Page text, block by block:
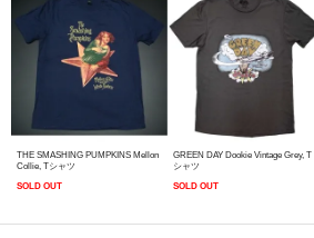
THE SMASHING PUMPKINS Mellon
Collie, Tシャツ
SOLD OUT
GREEN DAY Dookie Vintage Grey, T
シャツ
SOLD OUT